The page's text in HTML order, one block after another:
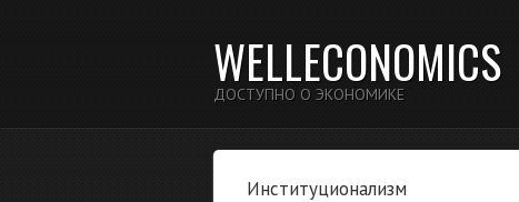
WELLECONOMICS
ДОСТУПНО О ЭКОНОМИКЕ
Институционализм